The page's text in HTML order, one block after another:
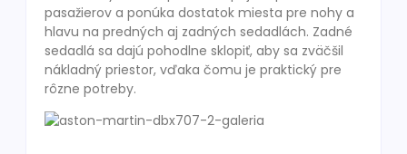
pasažierov a ponúka dostatok miesta pre nohy a
hlavu na predných aj zadných sedadlách. Zadné
sedadlá sa dajú pohodlne sklopiť, aby sa zväčšil
nákladný priestor, vďaka čomu je praktický pre
rôzne potreby.